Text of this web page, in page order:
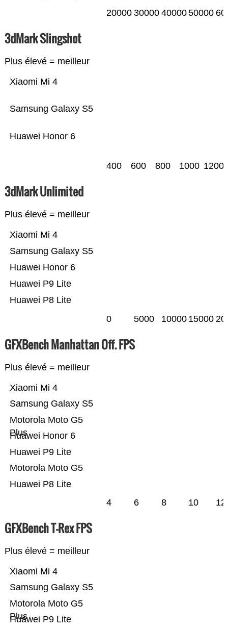
20000 30000 4000050000
3dMark Slingshot
Plus élevé = meilleur
Huawei Honor 6
Samsung Galaxy S5
Xiaomi Mi 4
400 600 800 1000 1200
3dMark Unlimited
Plus élevé = meilleur
Huawei P8 Lite
Huawei P9 Lite
Huawei Honor 6
Samsung Galaxy S5
Xiaomi Mi 4
0 5000 10000 15000
GFXBench Manhattan Off. FPS
Plus élevé = meilleur
Huawei P8 Lite
Motorola Moto G5
Huawei P9 Lite
Huawei Honor 6
Motorola Moto G5
Plus
Samsung Galaxy S5
Xiaomi Mi 4
4 6 8 10 12
GFXBench T-Rex FPS
Plus élevé = meilleur
Huawei P9 Lite
Motorola Moto G5
Plus
Samsung Galaxy S5
Xiaomi Mi 4